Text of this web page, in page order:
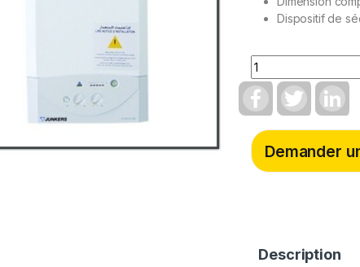
Dispositif de
Quantity
c
e
b
o
o
i
t
e
r
n
k
d
I
Demander
Description